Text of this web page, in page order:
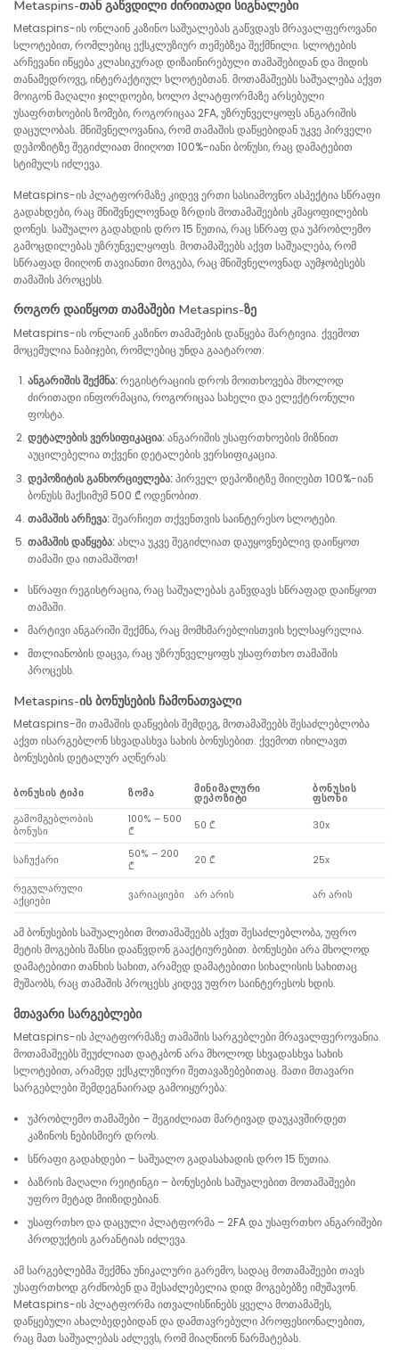
Metaspins-თან გაწვდილი ძირითადი სიგნალები
Metaspins-ის ონლაინ კაზინო საშუალებას გაწვდავს მრავალფეროვანი
სლოტებით, რომლებიც ექსკლუზიურ თემებზეა შექმნილი. სლოტების
არჩევანი იწყება კლასიკურად დიზაინირებული თამაშებიდან და მიდის
თანამედროვე, ინტერაქტიულ სლოტებთან. მოთამაშეებს საშუალება აქვთ
მოიგონ მაღალი ჯილდოები, ხოლო პლატფორმაზე არსებული
უსაფრთხოების ზომები, როგორიცაა 2FA, უზრუნველყოფს ანგარიშის
დაცულობას. მნიშვნელოვანია, რომ თამაშის დაწყებიდან უკვე პირველი
დეპოზიტზე შეგიძლიათ მიიღოთ 100%-იანი ბონუსი, რაც დამატებით
სტიმულს იძლევა.
Metaspins-ის პლატფორმაზე კიდევ ერთი სასიამოვნო ასპექტია სწრაფი
გადახდები, რაც მნიშვნელოვნად ზრდის მოთამაშეების კმაყოფილების
დონეს. საშუალო გადახდის დრო 15 წუთია, რაც სწრაფ და უპრობლემო
გამოცდილებას უზრუნველყოფს. მოთამაშეებს აქვთ საშუალება, რომ
სწრაფად მიიღონ თავიანთი მოგება, რაც მნიშვნელოვნად აუმჯობესებს
თამაშის პროცესს.
როგორ დაიწყოთ თამაშები Metaspins-ზე
Metaspins-ის ონლაინ კაზინო თამაშების დაწყება მარტივია. ქვემოთ
მოცემულია ნაბიჯები, რომლებიც უნდა გაატაროთ:
ანგარიშის შექმნა:რეგისტრაციის დროს მოითხოვება მხოლოდ
ძირითადი ინფორმაცია, როგორიცაა სახელი და ელექტრონული
ფოსტა.
დეტალების ვერსიფიკაცია:ანგარიშის უსაფრთხოების მიზნით
აუცილებელია თქვენი დეტალების ვერსიფიკაცია.
დეპოზიტის განხორციელება:პირველ დეპოზიტზე მიიღებთ 100%-იან
ბონუსს მაქსიმუმ 500 ₾ ოდენობით.
თამაშის არჩევა:შეარჩიეთ თქვენთვის საინტერესო სლოტები.
თამაშის დაწყება:ახლა უკვე შეგიძლიათ დაუყოვნებლივ დაიწყოთ
თამაში და ითამაშოთ!
სწრაფი რეგისტრაცია, რაც საშუალებას გაწვდავს სწრაფად დაიწყოთ
თამაში.
მარტივი ანგარიში შექმნა, რაც მომხმარებლისთვის ხელსაყრელია.
მთლიანობის დაცვა, რაც უზრუნველყოფს უსაფრთხო თამაშის
პროცესს.
Metaspins-ის ბონუსების ჩამონათვალი
Metaspins-ში თამაშის დაწყების შემდეგ, მოთამაშეებს შესაძლებლობა
აქვთ ისარგებლონ სხვადასხვა სახის ბონუსებით. ქვემოთ იხილავთ
ბონუსების დეტალურ აღწერას:
ᲑᲝᲜᲣᲡᲘᲡ ᲢᲘᲞᲘ ᲖᲝᲛᲐ ᲛᲘᲜᲘᲛᲐᲚᲣᲠᲘ
ᲓᲔᲞᲝᲖᲘᲢᲘ
ᲑᲝᲜᲣᲡᲘᲡ
ᲤᲡᲝᲜᲘ
გამომგებლობის
ბონუსი
100% – 500
₾
50 ₾ 30x
საჩუქარი
50% – 200
₾
20 ₾ 25x
რეგულარული
აქციები
ვარიაციები არ არის არ არის
ამ ბონუსების საშუალებით მოთამაშეებს აქვთ შესაძლებლობა, უფრო
მეტის მოგების შანსი დააწვდონ გააქტიურებით. ბონუსები არა მხოლოდ
დამატებითი თანხის სახით, არამედ დამატებითი სიხალისის სახითაც
მუშაობს, რაც თამაშის პროცესს კიდევ უფრო საინტერესოს ხდის.
მთავარი სარგებლები
Metaspins-ის პლატფორმაზე თამაშის სარგებლები მრავალფეროვანია.
მოთამაშეებს შეუძლიათ დატკბონ არა მხოლოდ სხვადასხვა სახის
სლოტებით, არამედ ექსკლუზიური შეთავაზებებითაც. მათი მთავარი
სარგებლები შემდეგნაირად გამოიყურება:
უპრობლემო თამაშები – შეგიძლიათ მარტივად დაუკავშირდეთ
კაზინოს ნებისმიერ დროს.
სწრაფი გადახდები – საშუალო გადასახადის დრო 15 წუთია.
ბაზრის მაღალი რეიტინგი – ბონუსების საშუალებით მოთამაშეები
უფრო მეტად მიიზიდებიან.
უსაფრთხო და დაცული პლატფორმა – 2FA და უსაფრთხო ანგარიშები
პროდუქტის გარანტიას იძლევა.
ამ სარგებლებმა შექმნა უნიკალური გარემო, სადაც მოთამაშეები თავს
უსაფრთხოდ გრძნობენ და შესაძლებელია დიდ მოგებებზე იმუშავონ.
Metaspins-ის პლატფორმა ითვალისწინებს ყველა მოთამაშეს,
დაწყებული ახალბედებიდან და დამთავრებული პროფესიონალებით,
რაც მათ საშუალებას აძლევს, რომ მიაღწიონ წარმატებას.